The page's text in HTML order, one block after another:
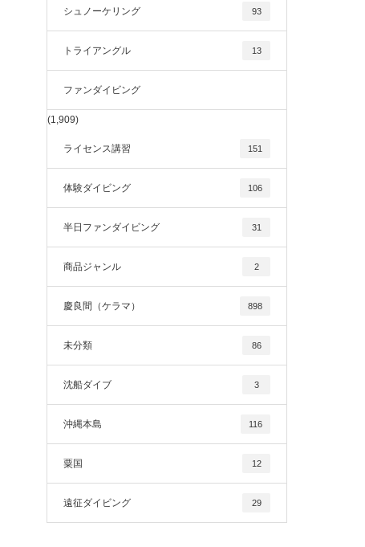
シュノーケリング 93
トライアングル 13
ファンダイビング
(1,909)
ライセンス講習 151
体験ダイビング 106
半日ファンダイビング 31
商品ジャンル 2
慶良間（ケラマ） 898
未分類 86
沈船ダイブ 3
沖縄本島 116
粟国 12
遠征ダイビング 29